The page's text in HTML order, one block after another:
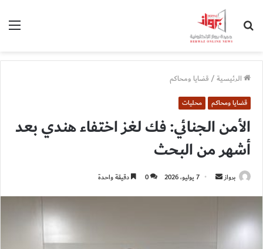
الرئيسية/قضايا ومحاكم
قضايا ومحاكم محليات
الأمن الجنائي: فك لغز اختفاء هندي بعد
أشهر من البحث
برواز
أرسل 7 يوليو، 2026 0 دقيقة واحدة